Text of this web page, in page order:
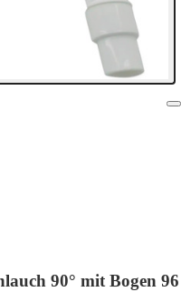
90° mit Bogen 96